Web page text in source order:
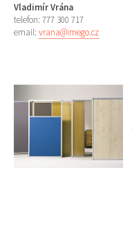
Vladimír Vrána
telefon: 777 300 717
email: vrana@imego.cz